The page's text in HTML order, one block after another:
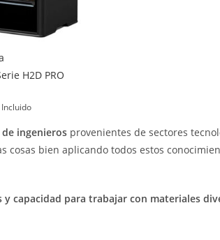
H2D PRO
Incluido
ingenieros provenientes de sectores
bien aplicando todos estos
capacidad para trabajar con materiales